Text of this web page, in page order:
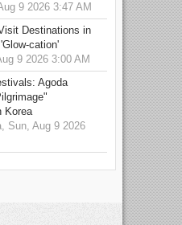
9 2026 3:47 AM
Destinations in
cation'
9 2026 3:00 AM
Agoda
Korea
Sun, Aug 9 2026